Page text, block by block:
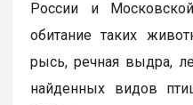
России и
обитание таких
рысь, речная выдра,
найденных видов